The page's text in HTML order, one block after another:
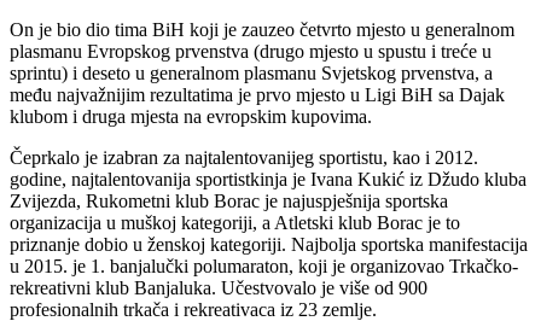
On je bio dio tima BiH koji je zauzeo četvrto mjesto u generalnom
plasmanu Evropskog prvenstva (drugo mjesto u spustu i treće u
sprintu) i deseto u generalnom plasmanu Svjetskog prvenstva, a
među najvažnijim rezultatima je prvo mjesto u Ligi BiH sa Dajak
klubom i druga mjesta na evropskim kupovima.
Čeprkalo je izabran za najtalentovanijeg sportistu, kao i 2012.
godine, najtalentovanija sportistkinja je Ivana Kukić iz Džudo kluba
Zvijezda, Rukometni klub Borac je najuspješnija sportska
organizacija u muškoj kategoriji, a Atletski klub Borac je to
priznanje dobio u ženskoj kategoriji. Najbolja sportska manifestacija
u 2015. je 1. banjalučki polumaraton, koji je organizovao Trkačko-
rekreativni klub Banjaluka. Učestvovalo je više od 900
profesionalnih trkača i rekreativaca iz 23 zemlje.